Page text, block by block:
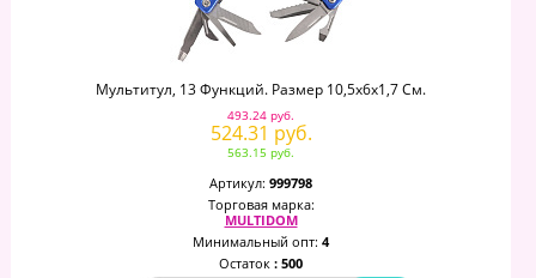
Мультитул, 13 Функций. Размер 10,5х6х1,7 См.
493.24 руб.
524.31 руб.
563.15 руб.
Артикул: 999798
Торговая марка:
MULTIDOM
Минимальный опт: 4
Остаток : 500